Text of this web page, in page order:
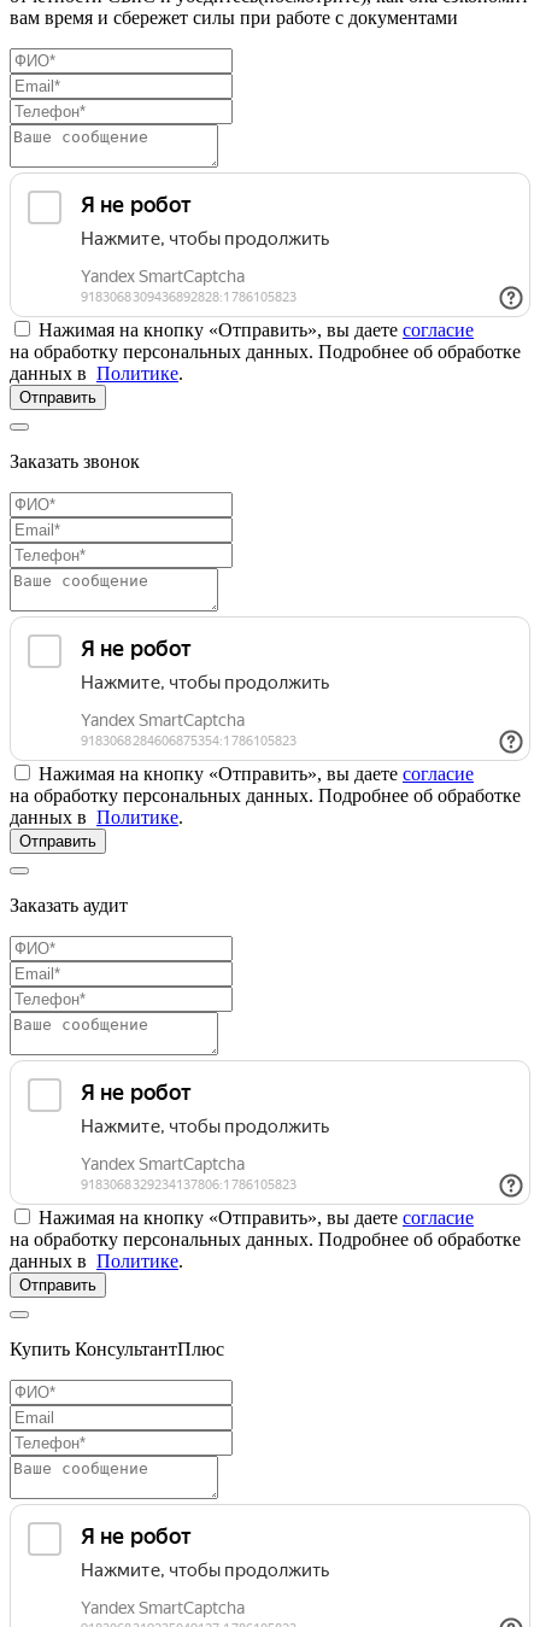
вам время и сбережет силы при работе с документами
Нажимая на кнопку «Отправить», вы даете согласие
на обработку персональных данных. Подробнее об обработке
данных в Политике.
Отправить
Заказать звонок
Нажимая на кнопку «Отправить», вы даете согласие
на обработку персональных данных. Подробнее об обработке
данных в Политике.
Отправить
Заказать аудит
Нажимая на кнопку «Отправить», вы даете согласие
на обработку персональных данных. Подробнее об обработке
данных в Политике.
Отправить
Купить КонсультантПлюс